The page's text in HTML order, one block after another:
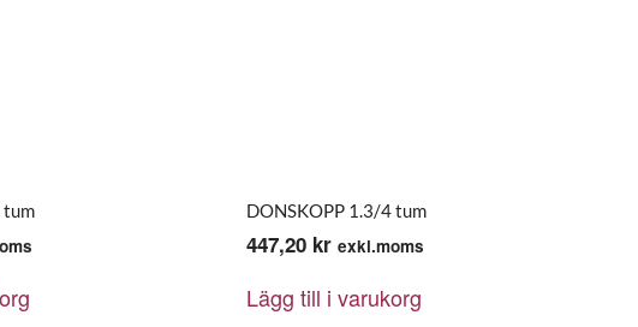
tum DONSKOPP 1.3/4 tum
447,20 kr exkl.moms
Lägg till i varukorg